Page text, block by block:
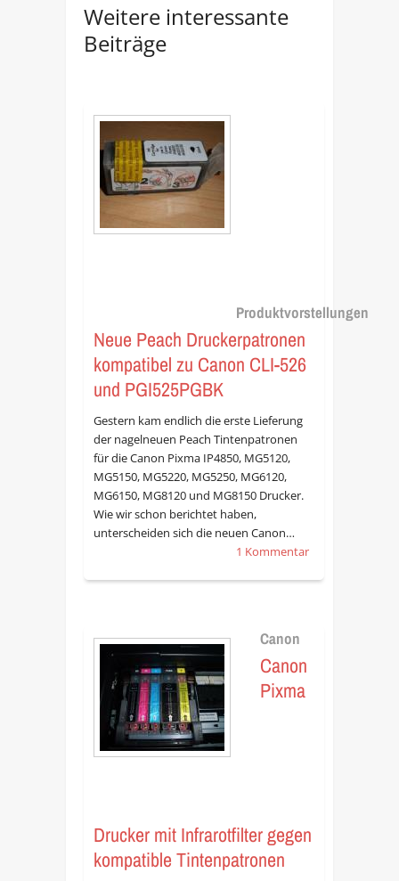
Weitere interessante
Beiträge
Produktvorstellungen
Neue Peach Druckerpatronen
kompatibel zu Canon CLI-526
und PGI525PGBK
Gestern kam endlich die erste Lieferung
der nagelneuen Peach Tintenpatronen
für die Canon Pixma IP4850, MG5120,
MG5150, MG5220, MG5250, MG6120,
MG6150, MG8120 und MG8150 Drucker.
Wie wir schon berichtet haben,
unterscheiden sich die neuen Canon…
1 Kommentar
Canon
Canon
Pixma
Drucker mit Infrarotfilter gegen
kompatible Tintenpatronen